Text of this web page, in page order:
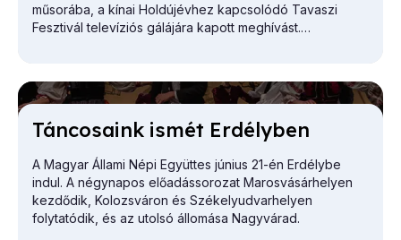
műsorába, a kínai Holdújévhez kapcsolódó Tavaszi
Fesztivál televíziós gálájára kapott meghívást.
Tán­co­sa­ink is­mét Er­dély­ben
A Magyar Állami Népi Együttes június 21-én Erdélybe
indul. A négynapos előadássorozat Marosvásárhelyen
kezdődik, Kolozsváron és Székelyudvarhelyen
folytatódik, és az utolsó állomása Nagyvárad.